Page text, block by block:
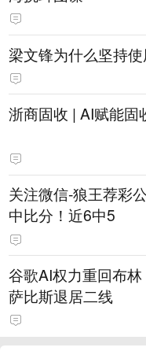
梁文锋为什么坚持
浙商固收 | AI赋能固
关注微信-狼王荐彩
中比分！近6中5
谷歌AI权力重回布
萨比斯退居二线